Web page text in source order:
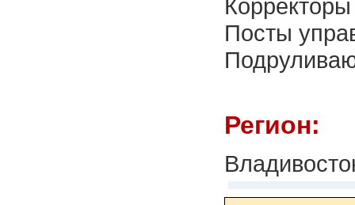
Посты
Регион: